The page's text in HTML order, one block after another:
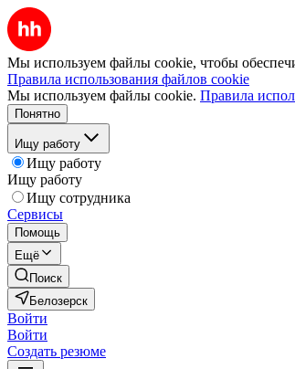
Мы используем файлы cookie, чтобы
Правила использования файлов cookie
Мы используем файлы cookie. Правила
Понятно
Ищу работу
Ищу работу
Ищу работу
Ищу сотрудника
Сервисы
Помощь
Ещё
Поиск
Белозерск
Войти
Войти
Создать резюме